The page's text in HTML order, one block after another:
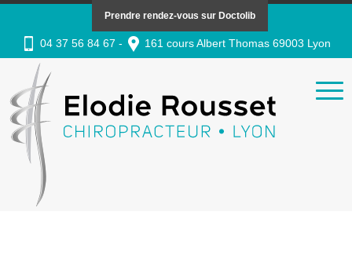
Prendre rendez-vous sur Doctolib
04 37 56 84 67 - 161 cours Albert Thomas 69003 Lyon